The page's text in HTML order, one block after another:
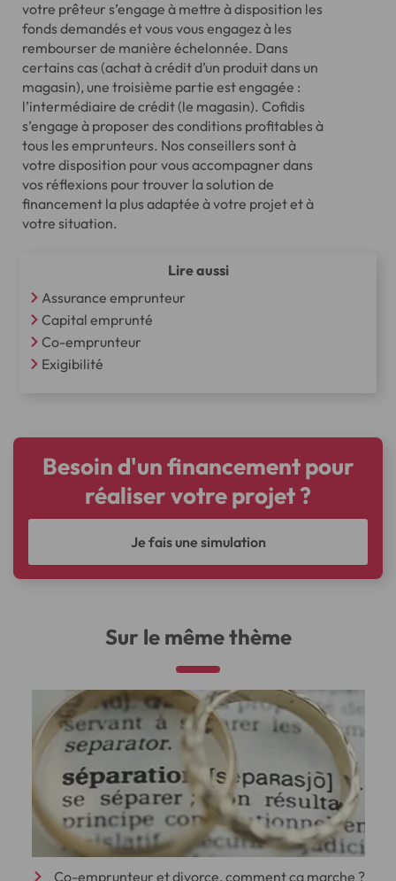
votre prêteur s’engage à mettre à disposition les
fonds demandés et vous vous engagez à les
rembourser de manière échelonnée. Dans
certains cas (achat à crédit d’un produit dans un
magasin), une troisième partie est engagée :
l’intermédiaire de crédit (le magasin). Cofidis
s’engage à proposer des conditions profitables à
tous les emprunteurs. Nos conseillers sont à
votre disposition pour vous accompagner dans
vos réflexions pour trouver la solution de
financement la plus adaptée à votre projet et à
votre situation.
Lire aussi
Assurance emprunteur
Capital emprunté
Co-emprunteur
Exigibilité
Besoin d'un financement pour
réaliser votre projet ?
Je fais une simulation
Sur le même thème
Co-emprunteur et divorce, comment ça marche ?